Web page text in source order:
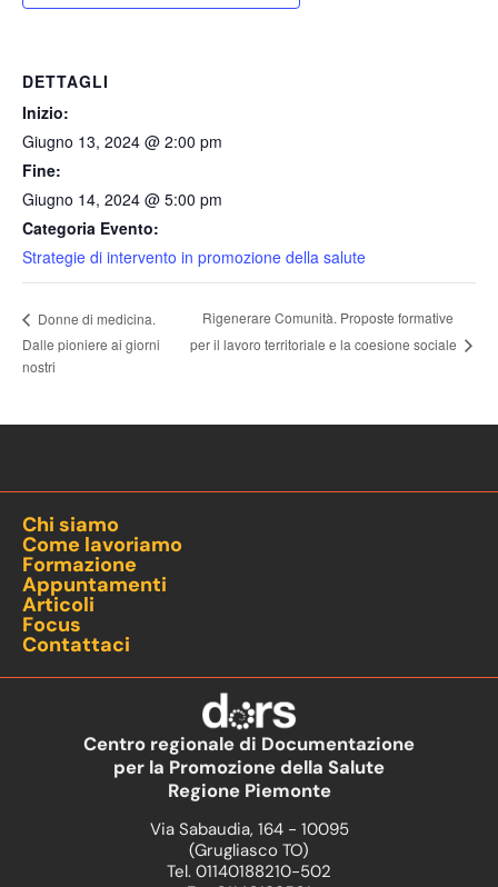
DETTAGLI
Inizio:
Giugno 13, 2024 @ 2:00 pm
Fine:
Giugno 14, 2024 @ 5:00 pm
Categoria Evento:
Strategie di intervento in promozione della salute
Donne di medicina.
Dalle pioniere ai giorni
nostri
Rigenerare Comunità. Proposte formative
per il lavoro territoriale e la coesione sociale
Chi siamo
Come lavoriamo
Formazione
Appuntamenti
Articoli
Focus
Contattaci
Centro regionale di Documentazione
per la Promozione della Salute
Regione Piemonte
Via Sabaudia, 164 - 10095
(Grugliasco TO)
Tel. 01140188210-502